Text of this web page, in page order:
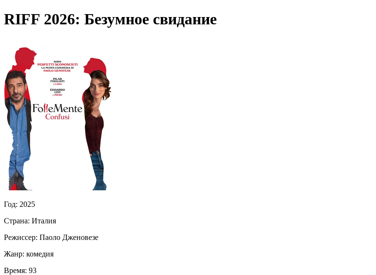
RIFF 2026: Безумное свидание
Год: 2025
Страна: Италия
Режиссер: Паоло Дженовезе
Жанр: комедия
Время: 93